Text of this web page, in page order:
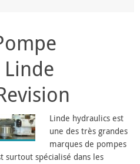
Linde hydraulics est
une des très grandes
marques de pompes
spécialisé dans les